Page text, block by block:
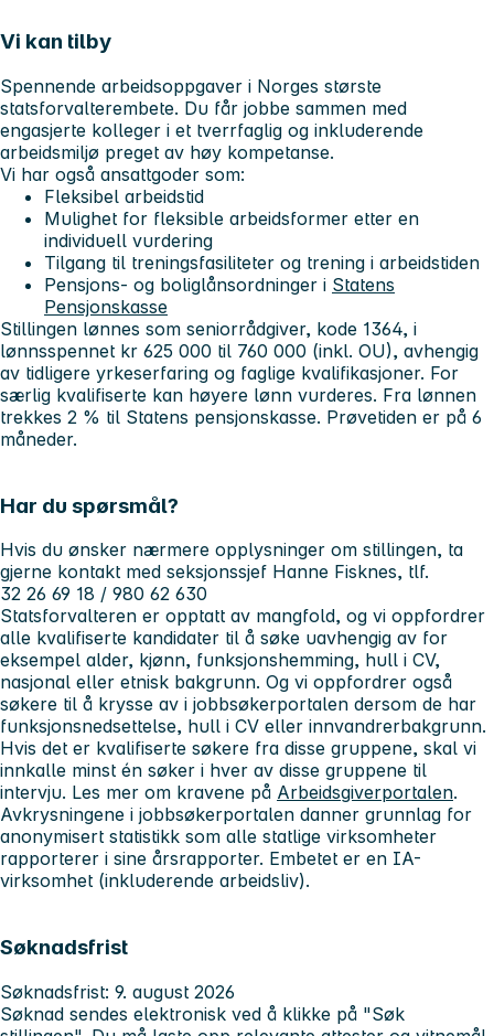
Vi kan tilby
Spennende arbeidsoppgaver i Norges største
statsforvalterembete. Du får jobbe sammen med
engasjerte kolleger i et tverrfaglig og inkluderende
arbeidsmiljø preget av høy kompetanse.
Vi har også ansattgoder som:
Fleksibel arbeidstid
Mulighet for fleksible arbeidsformer etter en
individuell vurdering
Tilgang til treningsfasiliteter og trening i arbeidstiden
Pensjons- og boliglånsordninger i Statens
Pensjonskasse
Stillingen lønnes som seniorrådgiver, kode 1364, i
lønnsspennet kr 625 000 til 760 000 (inkl. OU), avhengig
av tidligere yrkeserfaring og faglige kvalifikasjoner. For
særlig kvalifiserte kan høyere lønn vurderes. Fra lønnen
trekkes 2 % til Statens pensjonskasse. Prøvetiden er på 6
måneder.
Har du spørsmål?
Hvis du ønsker nærmere opplysninger om stillingen, ta
gjerne kontakt med seksjonssjef Hanne Fisknes, tlf.
32 26 69 18 / 980 62 630
Statsforvalteren er opptatt av mangfold, og vi oppfordrer
alle kvalifiserte kandidater til å søke uavhengig av for
eksempel alder, kjønn, funksjonshemming, hull i CV,
nasjonal eller etnisk bakgrunn. Og vi oppfordrer også
søkere til å krysse av i jobbsøkerportalen dersom de har
funksjonsnedsettelse, hull i CV eller innvandrerbakgrunn.
Hvis det er kvalifiserte søkere fra disse gruppene, skal vi
innkalle minst én søker i hver av disse gruppene til
intervju. Les mer om kravene på Arbeidsgiverportalen.
Avkrysningene i jobbsøkerportalen danner grunnlag for
anonymisert statistikk som alle statlige virksomheter
rapporterer i sine årsrapporter. Embetet er en IA-
virksomhet (inkluderende arbeidsliv).
Søknadsfrist
Søknadsfrist: 9. august 2026
Søknad sendes elektronisk ved å klikke på "Søk